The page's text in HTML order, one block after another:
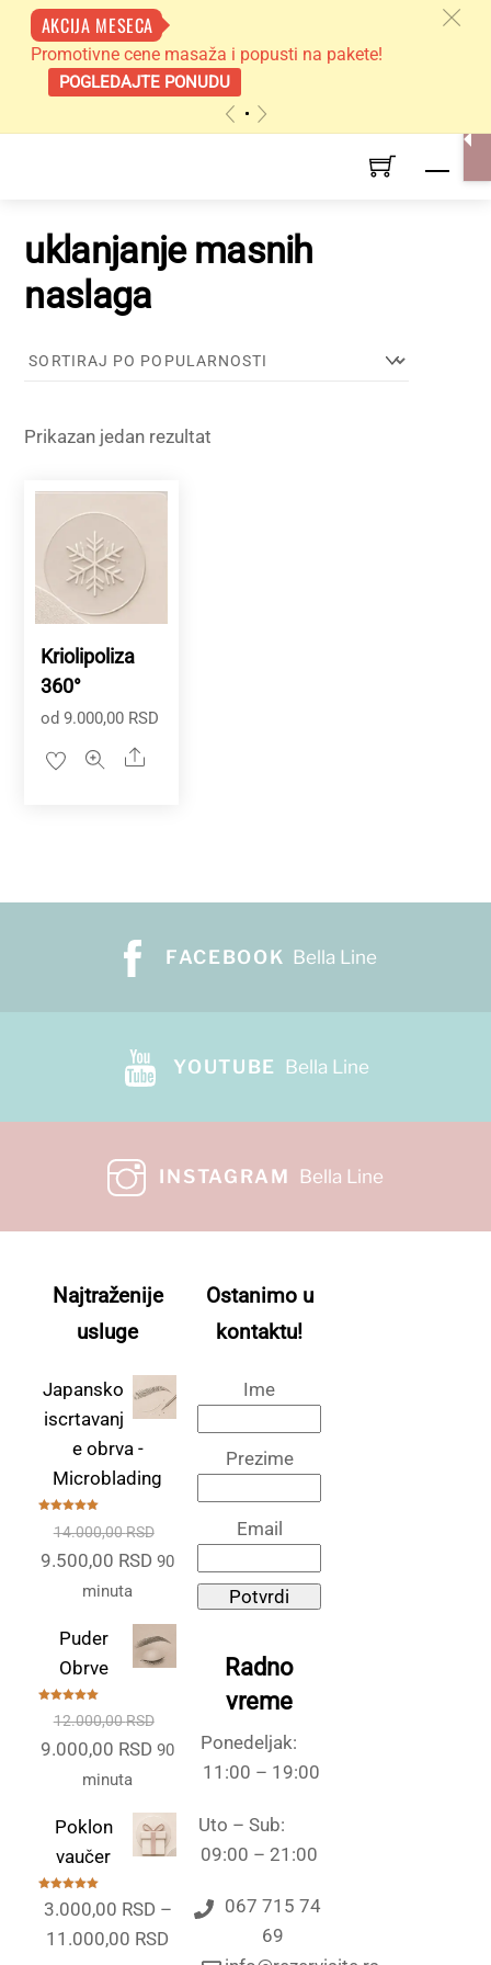
AKCIJA MESECA
Promotivne cene masaža i popusti na pakete!
POGLEDAJTE PONUDU
c
uklanjanje masnih
naslaga
Prikazan jedan rezultat
Kriolipoliza
360°
od9.000,00 RSD
Share
FACEBOOK Bella Line
YOUTUBE Bella Line
INSTAGRAM Bella Line
Najtraženije
usluge
Japansko
iscrtavanj
e obrva -
Microblading
sa5.00od
14.000,00RSD
Originalna
bila:
14.000,00 RSD.
9.500,00 RSD Trenutna
9.500,00 RSD.
90
minuta
Puder
Obrve
sa5.00od
12.000,00RSD
Originalna
bila:
12.000,00 RSD.
9.000,00 RSD Trenutna
je:
9.000,00 RSD.
90
minuta
Poklon
vaučer
sa5.00od
3.000,00 RSD –
11.000,00 RSD
Ostanimo u
kontaktu!
Ime
Prezime
Email
Potvrdi
Radno
vreme
Ponedeljak:
11:00 – 19:00
Uto – Sub:
09:00 – 21:00
067 715 74
69